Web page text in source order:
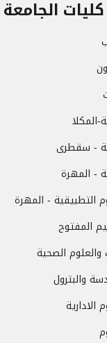
كليات الجامعة
المكلا
- سقطرى
- المهرة
التطبيقية - المهرة
المفتوح
الصحية
والبترول
الادارية